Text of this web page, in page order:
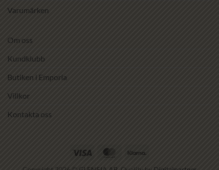
Varumärken
Om oss
Kundklubb
Butiken i Emporia
Villkor
Kontakta oss
Visa MasterCard